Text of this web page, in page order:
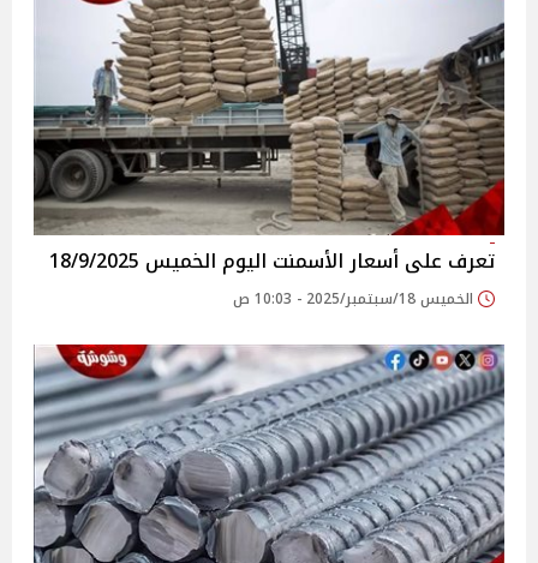
تعرف على أسعار الأسمنت اليوم الخميس 18/9/2025
الخميس 18/سبتمبر/2025 - 10:03 ص